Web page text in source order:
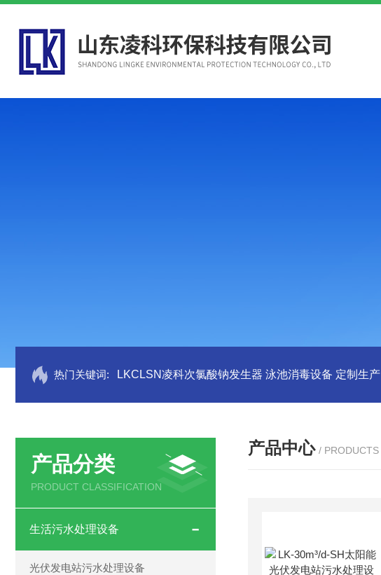
热门关键词: LKCLSN凌科次氯酸钠发生器 泳池消毒设备 定制生产
产品分类
PRODUCT CLASSIFICATION
生活污水处理设备
光伏发电站污水处理设备
产品中心 / PRODUCTS